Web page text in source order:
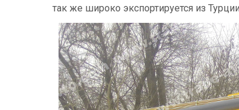
так же широко экспортируется из